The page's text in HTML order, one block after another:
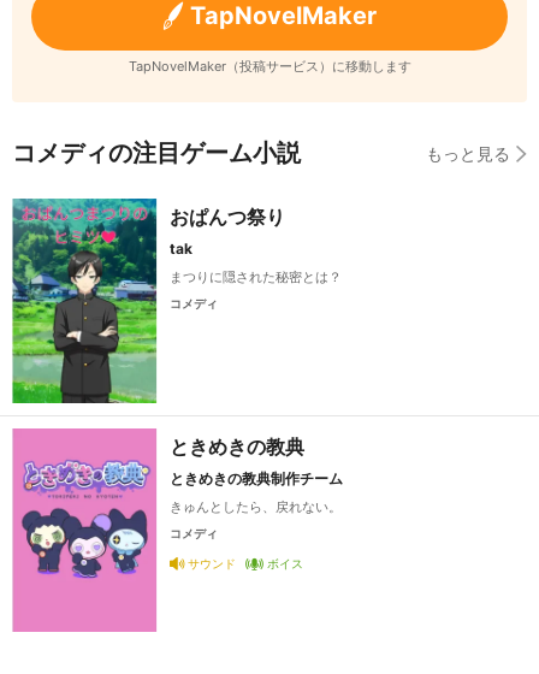
TapNovelMaker
TapNovelMaker（投稿サービス）に移動します
コメディの注目ゲーム小説 もっと見る
おぱんつ祭り
tak
まつりに隠された秘密とは？
コメディ
ときめきの教典
ときめきの教典制作チーム
きゅんとしたら、戻れない。
コメディ
サウンド ボイス